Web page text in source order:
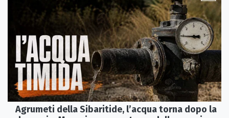
Agrumeti della Sibaritide, l’acqua torna dopo la